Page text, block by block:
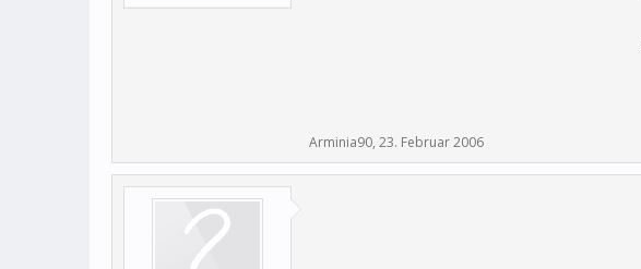
Arminia90, 23. Februar 2006